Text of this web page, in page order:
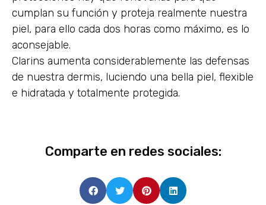
cumplan su función y proteja realmente nuestra
piel, para ello cada dos horas como máximo, es lo
aconsejable.
Clarins aumenta considerablemente las defensas
de nuestra dermis, luciendo una bella piel, flexible
e hidratada y totalmente protegida.
Comparte en redes sociales: